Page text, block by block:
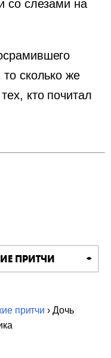
со слезами на
сколько же
кто почитал
ПРИТЧИ
притчи › Дочь